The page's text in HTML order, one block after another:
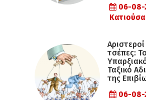
06-08-
Κατιούσα
τσέπες: Το
Ταξικό
της
06-08-